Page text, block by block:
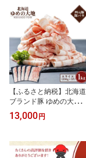
【ふるさと納税】北海道
ブランド豚 ゆめの大地
豚バラ スライス 200g×5
パック 計1kg オンライン
道 羽幌 豚肉 豚 肉 お肉
バラ ポーク 冷凍 冷凍肉
13,000 円